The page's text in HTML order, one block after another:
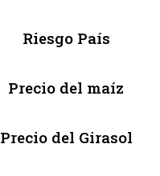
Riesgo País
Precio del maíz
Precio del Girasol